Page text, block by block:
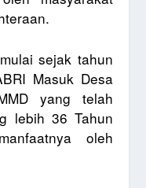
sejak tahun
Masuk Desa
yang telah
lebih 36 Tahun
oleh